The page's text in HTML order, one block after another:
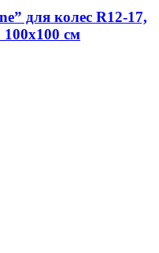
для колес R12-17,
см